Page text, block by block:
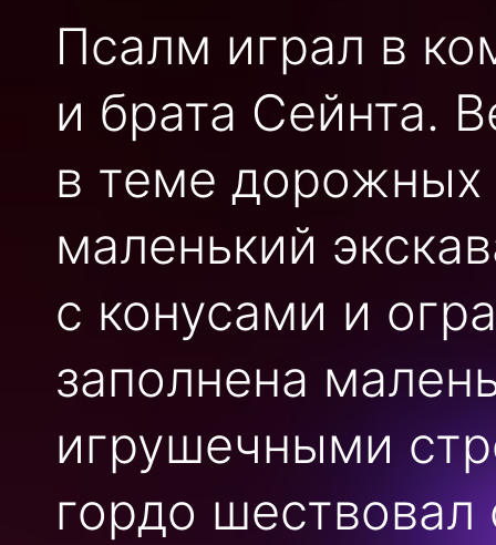
Псалм играл в
и брата Сейнта.
в теме дорожных
маленький
с конусами и
заполнена
игрушечными
гордо